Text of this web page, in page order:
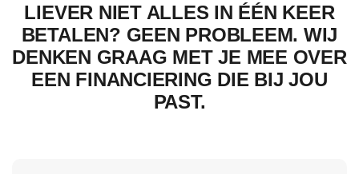
LIEVER NIET ALLES IN ÉÉN KEER
BETALEN? GEEN PROBLEEM. WIJ
DENKEN GRAAG MET JE MEE OVER
EEN FINANCIERING DIE BIJ JOU
PAST.